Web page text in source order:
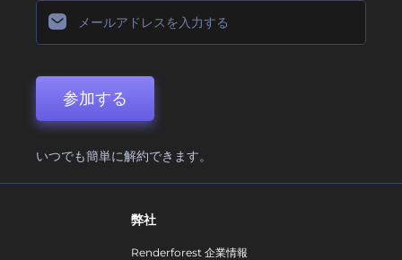
参加する
いつでも簡単に解約できます。
弊社
Renderforest 企業情報